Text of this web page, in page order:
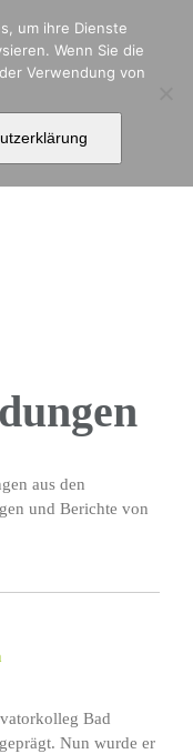
aus den
und Berichte von
Bad
Nun wurde er
um ihre Dienste
Wenn Sie die
Verwendung von